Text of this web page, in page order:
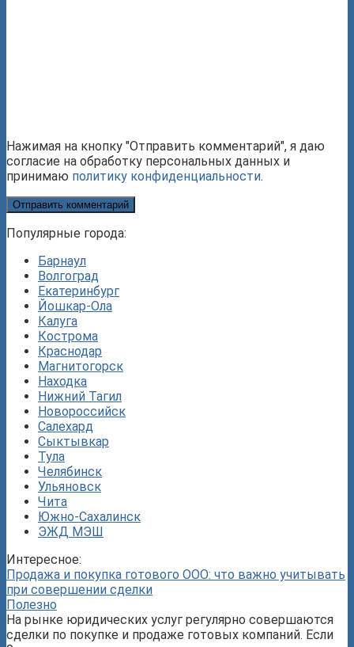
Нажимая на кнопку "Отправить комментарий", я даю
согласие на обработку персональных данных и
принимаю политику конфиденциальности.
Популярные города:
Барнаул
Волгоград
Екатеринбург
Йошкар-Ола
Калуга
Кострома
Краснодар
Магнитогорск
Находка
Нижний Тагил
Новороссийск
Салехард
Сыктывкар
Тула
Челябинск
Ульяновск
Чита
Южно-Сахалинск
ЭЖД МЭШ
Интересное:
Продажа и покупка готового ООО: что важно учитывать
при совершении сделки
Полезно
На рынке юридических услуг регулярно совершаются
сделки по покупке и продаже готовых компаний. Если